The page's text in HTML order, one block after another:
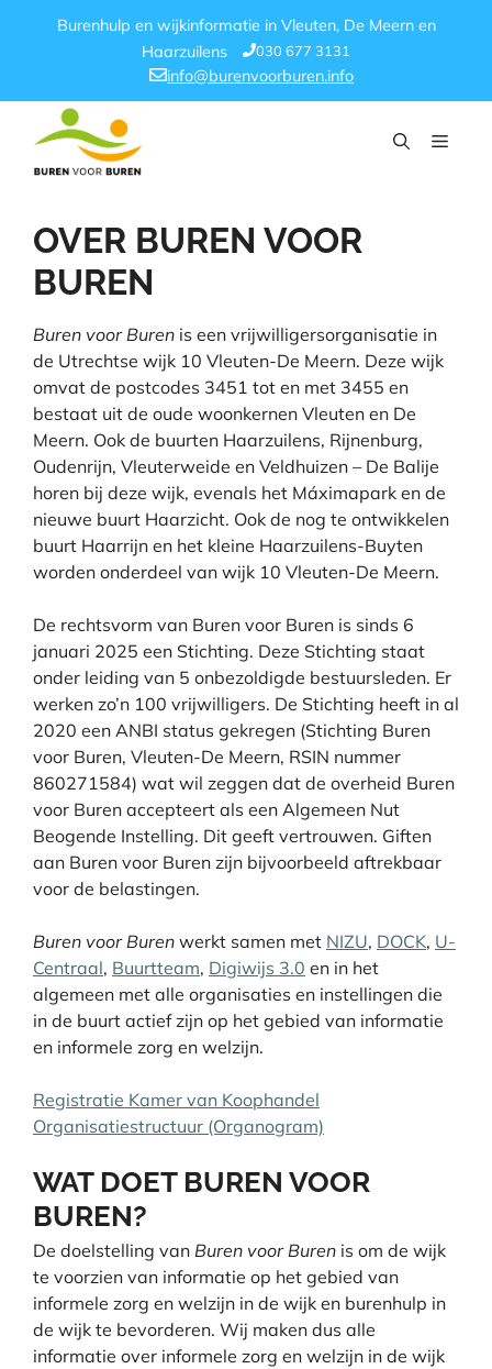
Burenhulp en wijkinformatie in Vleuten, De Meern en
Haarzuilens
030 677 3131
info@burenvoorburen.info
Menu
OVER BUREN VOOR
BUREN
Buren voor Buren is een vrijwilligersorganisatie in
de Utrechtse wijk 10 Vleuten-De Meern. Deze wijk
omvat de postcodes 3451 tot en met 3455 en
bestaat uit de oude woonkernen Vleuten en De
Meern. Ook de buurten Haarzuilens, Rijnenburg,
Oudenrijn, Vleuterweide en Veldhuizen – De Balije
horen bij deze wijk, evenals het Máximapark en de
nieuwe buurt Haarzicht. Ook de nog te ontwikkelen
buurt Haarrijn en het kleine Haarzuilens-Buyten
worden onderdeel van wijk 10 Vleuten-De Meern.
De rechtsvorm van Buren voor Buren is sinds 6
januari 2025 een Stichting. Deze Stichting staat
onder leiding van 5 onbezoldigde bestuursleden. Er
werken zo’n 100 vrijwilligers. De Stichting heeft in al
2020 een ANBI status gekregen (Stichting Buren
voor Buren, Vleuten-De Meern, RSIN nummer
860271584) wat wil zeggen dat de overheid Buren
voor Buren accepteert als een Algemeen Nut
Beogende Instelling. Dit geeft vertrouwen. Giften
aan Buren voor Buren zijn bijvoorbeeld aftrekbaar
voor de belastingen.
Buren voor Buren werkt samen met NIZU, DOCK, U-
Centraal, Buurtteam, Digiwijs 3.0 en in het
algemeen met alle organisaties en instellingen die
in de buurt actief zijn op het gebied van informatie
en informele zorg en welzijn.
Registratie Kamer van Koophandel
Organisatiestructuur (Organogram)
WAT DOET BUREN VOOR
BUREN?
De doelstelling van Buren voor Buren is om de wijk
te voorzien van informatie op het gebied van
informele zorg en welzijn in de wijk en burenhulp in
de wijk te bevorderen. Wij maken dus alle
informatie over informele zorg en welzijn in de wijk